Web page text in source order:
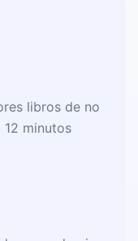
libros de no
minutos